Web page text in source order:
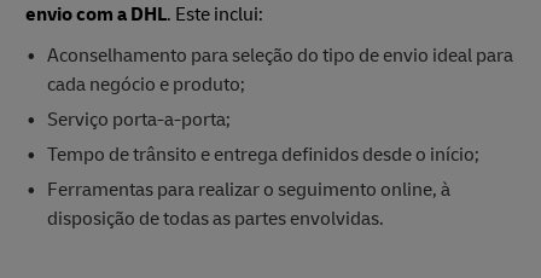
envio com a DHL. Este inclui:
Aconselhamento para seleção do tipo de envio ideal para
cada negócio e produto;
Serviço porta-a-porta;
Tempo de trânsito e entrega definidos desde o início;
Ferramentas para realizar o seguimento online, à
disposição de todas as partes envolvidas.